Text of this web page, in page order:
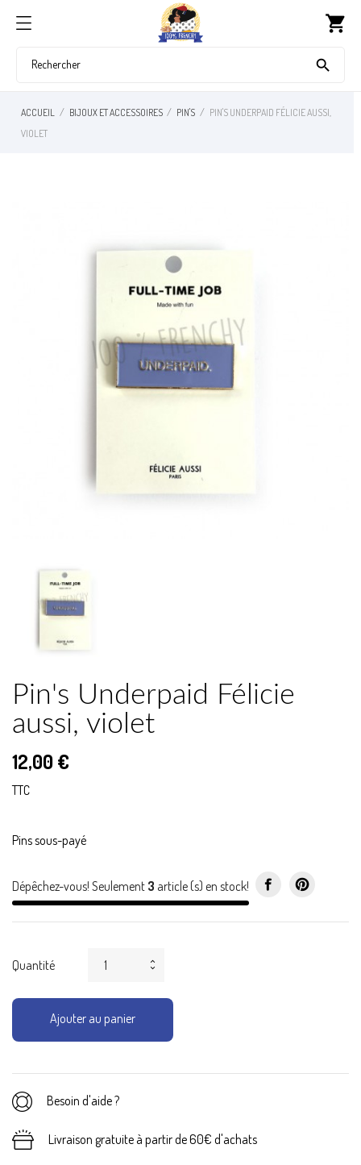
shopping_cart

ACCUEIL BIJOUX ET ACCESSOIRES PIN'S
PIN'S UNDERPAID FÉLICIE AUSSI,
VIOLET
Pin's Underpaid Félicie
aussi, violet
12,00 €
TTC
Pins sous-payé
Dépêchez-vous! Seulement 3 article (s) en stock!
Quantité
Ajouter au panier
Besoin d'aide ?
Livraison gratuite à partir de 60€ d'achats